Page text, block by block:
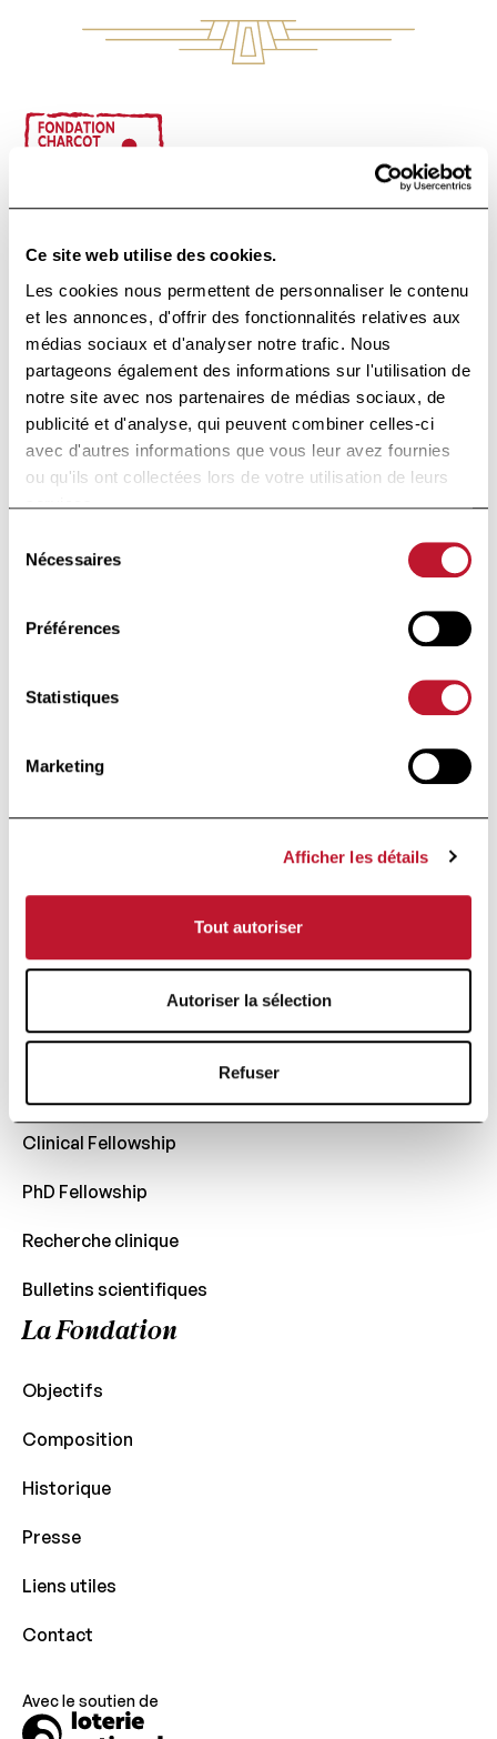
Ce site web utilise des cookies.
Les cookies nous permettent de personnaliser le contenu
et les annonces, d'offrir des fonctionnalités relatives aux
médias sociaux et d'analyser notre trafic. Nous
partageons également des informations sur l'utilisation de
notre site avec nos partenaires de médias sociaux, de
publicité et d'analyse, qui peuvent combiner celles-ci
avec d'autres informations que vous leur avez fournies
ou qu'ils ont collectées lors de votre utilisation de leurs
services.
Nécessaires
Préférences
Statistiques
Marketing
Afficher les détails
Tout autoriser
Autoriser la sélection
Refuser
Fondation d’utilité publique
Sous le Haut Patronage de
Sa Majesté la Reine
Avenue Huart Hamoir 48
1030 Bruxelles
+32 (0)2 426 49 30
Contact
La SEP
Comparaison
La Recherche
Publications scientifiques
Clinical Fellowship
PhD Fellowship
Recherche clinique
Bulletins scientifiques
La Fondation
Objectifs
Composition
Historique
Presse
Liens utiles
Contact
Avec le soutien de